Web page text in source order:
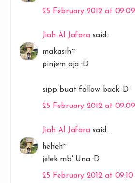
25 February 2012 at 09:09
Jiah Al Jafara said...
makasih~
pinjem aja :D
sipp buat follow back :D
25 February 2012 at 09:09
Jiah Al Jafara said...
heheh~
jelek mb' Una :D
25 February 2012 at 09:10